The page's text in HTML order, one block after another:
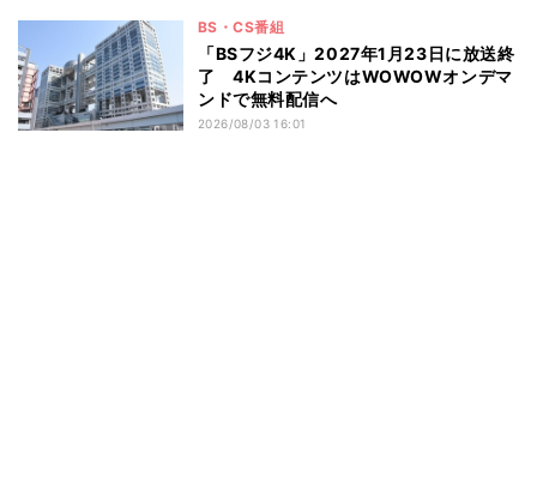
BS・CS番組
「BSフジ4K」2027年1月23日に放送終
了 4KコンテンツはWOWOWオンデマ
ンドで無料配信へ
2026/08/03 16:01